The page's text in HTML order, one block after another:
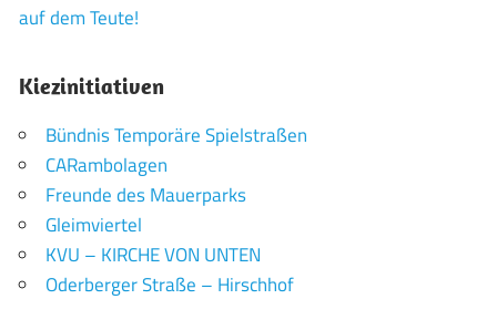
auf dem Teute!
Kiezinitiativen
Bündnis Temporäre Spielstraßen
CARambolagen
Freunde des Mauerparks
Gleimviertel
KVU – KIRCHE VON UNTEN
Oderberger Straße – Hirschhof